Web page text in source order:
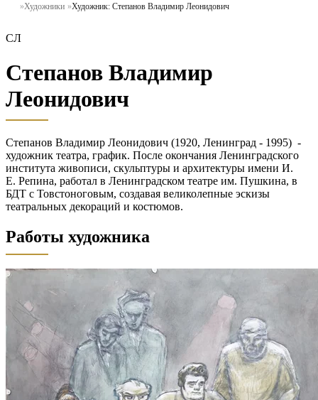
Художники Художник: Степанов Владимир Леонидович
СЛ
Степанов Владимир
Леонидович
Степанов Владимир Леонидович (1920, Ленинград - 1995) -
художник театра, график. После окончания Ленинградского
института живописи, скульптуры и архитектуры имени И.
Е. Репина, работал в Ленинградском театре им. Пушкина, в
БДТ с Товстоноговым, создавая великолепные эскизы
театральных декораций и костюмов.
Работы художника